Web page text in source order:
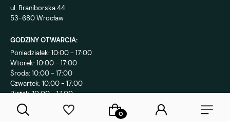
ul. Braniborska 44
53-680 Wrocław
GODZINY OTWARCIA:
Poniedziałek: 10:00 - 17:00
Wtorek: 10:00 - 17:00
Środa: 10:00 - 17:00
Czwartek: 10:00 - 17:00
Piątek: 10:00 - 17:00
KONTAKT: